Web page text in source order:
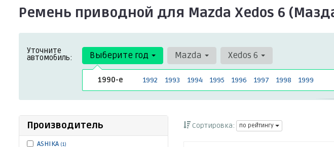
Ремень приводной для Mazda Xedos 6
Уточните
автомобиль: Выберите год
1990-е 1992 1993 1994 1995 1996 1997 1998 1999
Mazda Xedos 6
Производитель
ASHIKA (1)
Сортировка: по рейтингу